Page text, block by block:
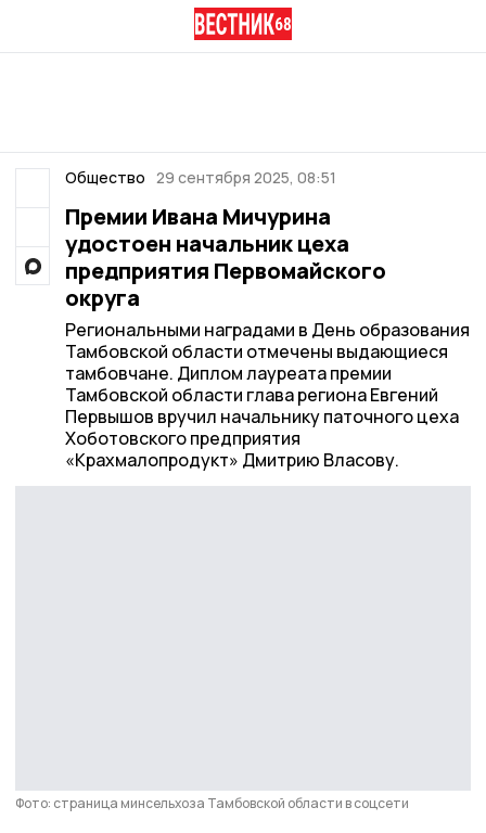
Общество 29 сентября 2025, 08:51
Премии Ивана Мичурина
удостоен начальник цеха
предприятия Первомайского
округа
Региональными наградами в День образования
Тамбовской области отмечены выдающиеся
тамбовчане. Диплом лауреата премии
Тамбовской области глава региона Евгений
Первышов вручил начальнику паточного цеха
Хоботовского предприятия
«Крахмалопродукт» Дмитрию Власову.
Фото: страница минсельхоза Тамбовской области в соцсети